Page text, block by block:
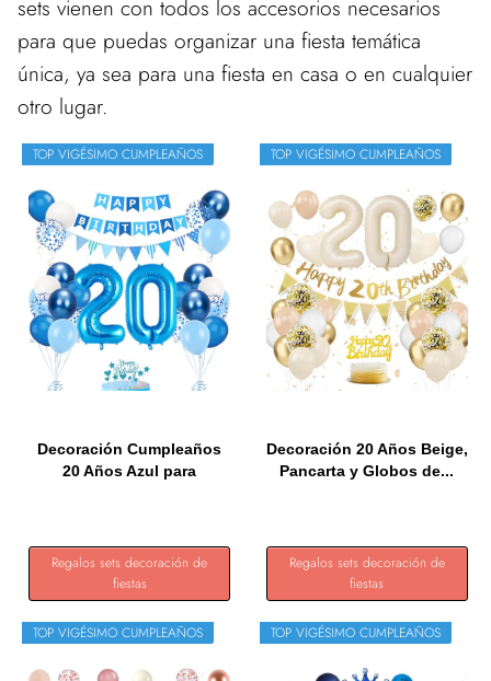
sets vienen con todos los accesorios necesarios
para que puedas organizar una fiesta temática
única, ya sea para una fiesta en casa o en cualquier
otro lugar.
TOP VIGÉSIMO CUMPLEAÑOS
Decoración Cumpleaños
20 Años Azul para
Regalos sets decoración de
fiestas
TOP VIGÉSIMO CUMPLEAÑOS
Decoración 20 Años Beige,
Pancarta y Globos de...
Regalos sets decoración de
fiestas
TOP VIGÉSIMO CUMPLEAÑOS TOP VIGÉSIMO CUMPLEAÑOS